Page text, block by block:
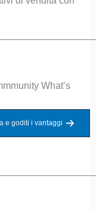
What’s
e goditi i vantaggi